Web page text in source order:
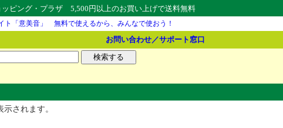
ピング・プラザ 5,500円以上のお買い上げで送料無料
ト「意美音」 無料で使えるから、みんなで使おう！
お問い合わせ／サポート窓口
されます。